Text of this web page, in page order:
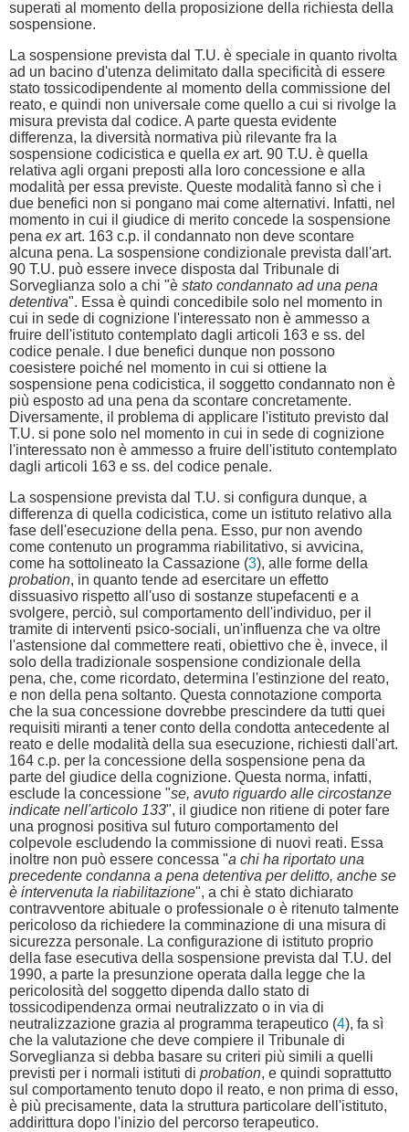
superati al momento della proposizione della richiesta della
sospensione.
La sospensione prevista dal T.U. è speciale in quanto rivolta
ad un bacino d'utenza delimitato dalla specificità di essere
stato tossicodipendente al momento della commissione del
reato, e quindi non universale come quello a cui si rivolge la
misura prevista dal codice. A parte questa evidente
differenza, la diversità normativa più rilevante fra la
sospensione codicistica e quella exart. 90 T.U. è quella
relativa agli organi preposti alla loro concessione e alla
modalità per essa previste. Queste modalità fanno sì che i
due benefici non si pongano mai come alternativi. Infatti, nel
momento in cui il giudice di merito concede la sospensione
pena exart. 163 c.p. il condannato non deve scontare
alcuna pena. La sospensione condizionale prevista dall'art.
90 T.U. può essere invece disposta dal Tribunale di
Sorveglianza solo a chi "è stato condannato ad una pena
detentiva". Essa è quindi concedibile solo nel momento in
cui in sede di cognizione l'interessato non è ammesso a
fruire dell'istituto contemplato dagli articoli 163 e ss. del
codice penale. I due benefici dunque non possono
coesistere poiché nel momento in cui si ottiene la
sospensione pena codicistica, il soggetto condannato non è
più esposto ad una pena da scontare concretamente.
Diversamente, il problema di applicare l'istituto previsto dal
T.U. si pone solo nel momento in cui in sede di cognizione
l'interessato non è ammesso a fruire dell'istituto contemplato
dagli articoli 163 e ss. del codice penale.
La sospensione prevista dal T.U. si configura dunque, a
differenza di quella codicistica, come un istituto relativo alla
fase dell'esecuzione della pena. Esso, pur non avendo
come contenuto un programma riabilitativo, si avvicina,
come ha sottolineato la Cassazione (3), alle forme della
probation, in quanto tende ad esercitare un effetto
dissuasivo rispetto all'uso di sostanze stupefacenti e a
svolgere, perciò, sul comportamento dell'individuo, per il
tramite di interventi psico-sociali, un'influenza che va oltre
l'astensione dal commettere reati, obiettivo che è, invece, il
solo della tradizionale sospensione condizionale della
pena, che, come ricordato, determina l'estinzione del reato,
e non della pena soltanto. Questa connotazione comporta
che la sua concessione dovrebbe prescindere da tutti quei
requisiti miranti a tener conto della condotta antecedente al
reato e delle modalità della sua esecuzione, richiesti dall'art.
164 c.p. per la concessione della sospensione pena da
parte del giudice della cognizione. Questa norma, infatti,
esclude la concessione "se, avuto riguardo alle circostanze
indicate nell'articolo 133", il giudice non ritiene di poter fare
una prognosi positiva sul futuro comportamento del
colpevole escludendo la commissione di nuovi reati. Essa
inoltre non può essere concessa "a chi ha riportato una
precedente condanna a pena detentiva per delitto, anche se
è intervenuta la riabilitazione", a chi è stato dichiarato
contravventore abituale o professionale o è ritenuto talmente
pericoloso da richiedere la comminazione di una misura di
sicurezza personale. La configurazione di istituto proprio
della fase esecutiva della sospensione prevista dal T.U. del
1990, a parte la presunzione operata dalla legge che la
pericolosità del soggetto dipenda dallo stato di
tossicodipendenza ormai neutralizzato o in via di
neutralizzazione grazia al programma terapeutico (4), fa sì
che la valutazione che deve compiere il Tribunale di
Sorveglianza si debba basare su criteri più simili a quelli
previsti per i normali istituti di probation, e quindi soprattutto
sul comportamento tenuto dopo il reato, e non prima di esso,
è più precisamente, data la struttura particolare dell'istituto,
addirittura dopo l'inizio del percorso terapeutico.